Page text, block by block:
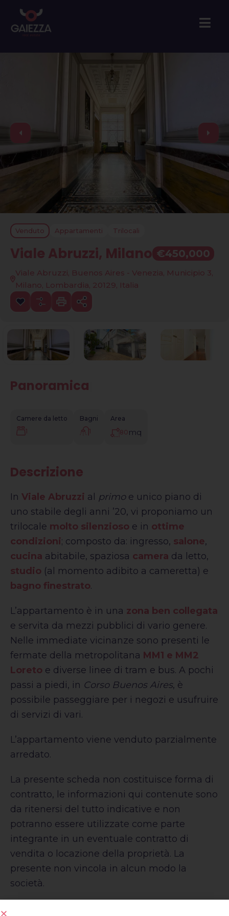
Venduto Appartamenti Trilocali
Viale Abruzzi, Milano €450,000
Viale Abruzzi, Buenos Aires - Venezia, Municipio 3,
Milano, Lombardia, 20129, Italia
Panoramica
Camere da letto
1
Bagni
1
Area
80 mq
Descrizione
In Viale Abruzzi al primoe unico piano di
uno stabile degli anni ’20, vi proponiamo un
trilocale molto silenzioso e in ottime
condizioni; composto da: ingresso, salone,
cucina abitabile, spaziosa camera da letto,
studio (al momento adibito a cameretta) e
bagno finestrato.
L’appartamento è in una zona ben collegata
e servita da mezzi pubblici di vario genere.
Nelle immediate vicinanze sono presenti le
fermate della metropolitana MM1 e MM2
Loreto e diverse linee di tram e bus. A pochi
passi a piedi, in Corso Buenos Aires, è
possibile passeggiare per i negozi e usufruire
di servizi di vari.
L’appartamento viene venduto parzialmente
arredato.
La presente scheda non costituisce forma di
contratto, le informazioni qui contenute sono
da ritenersi del tutto indicative e non
potranno essere utilizzate come parte
integrante in un eventuale contratto di
vendita o locazione della proprietà. La
presente non vincola in alcun modo la
società.